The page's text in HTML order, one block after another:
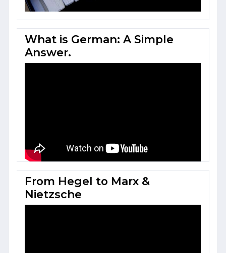
What is German: A Simple
Answer.
From Hegel to Marx &
Nietzsche